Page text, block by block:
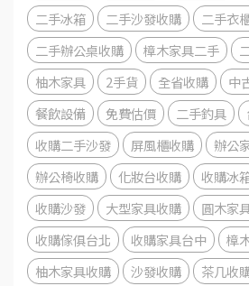
二手冰箱
二手沙發收購
二手衣
二手辦公桌收購
樟木家具二手
柚木家具
2手貨 全省收購 中
餐飲設備
免費估價 二手釣具
收購二手沙發
屏風櫃收購
辦公
辦公椅收購
化妝台收購 收購冰
收購沙發
大型家具收購 圓木家
收購傢俱台北
收購家具台中
樟
柚木家具收購
沙發收購 茶几收